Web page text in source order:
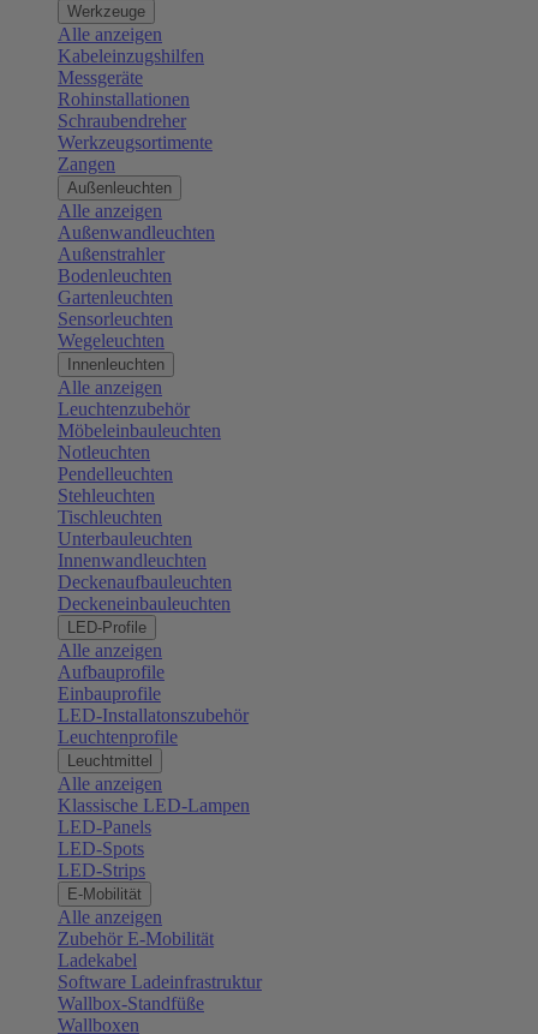
Werkzeuge
Alle anzeigen
Kabeleinzugshilfen
Messgeräte
Rohinstallationen
Schraubendreher
Werkzeugsortimente
Zangen
Außenleuchten
Alle anzeigen
Außenwandleuchten
Außenstrahler
Bodenleuchten
Gartenleuchten
Sensorleuchten
Wegeleuchten
Innenleuchten
Alle anzeigen
Leuchtenzubehör
Möbeleinbauleuchten
Notleuchten
Pendelleuchten
Stehleuchten
Tischleuchten
Unterbauleuchten
Innenwandleuchten
Deckenaufbauleuchten
Deckeneinbauleuchten
LED-Profile
Alle anzeigen
Aufbauprofile
Einbauprofile
LED-Installatonszubehör
Leuchtenprofile
Leuchtmittel
Alle anzeigen
Klassische LED-Lampen
LED-Panels
LED-Spots
LED-Strips
E-Mobilität
Alle anzeigen
Zubehör E-Mobilität
Ladekabel
Software Ladeinfrastruktur
Wallbox-Standfüße
Wallboxen